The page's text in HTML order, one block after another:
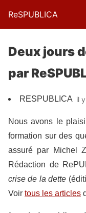
ReSPUBLICA
Deux jours
par
RESPUBLICA il
Nous avons le
formation sur des
assuré par Michel
Rédaction de
crise de la dette
Voir tous les articles